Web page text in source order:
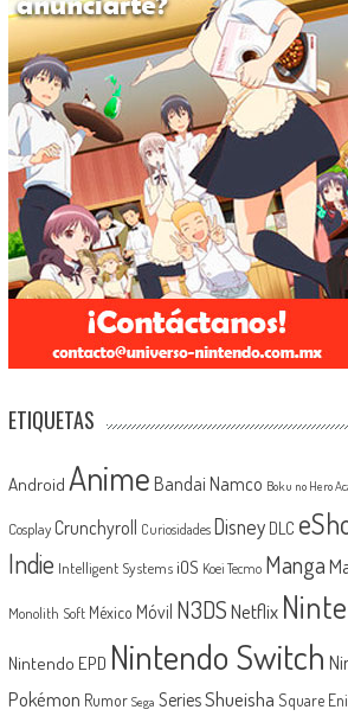
ETIQUETAS
Android Anime Bandai Namco Boku no Hero
Cosplay Crunchyroll Curiosidades Disney DLC
Indie Intelligent Systems iOS Koei Tecmo Manga
Monolith Soft México Móvil N3DSNetflix
Nintendo EPD Nintendo Switch
Pokémon Rumor Sega SeriesShueisha Square